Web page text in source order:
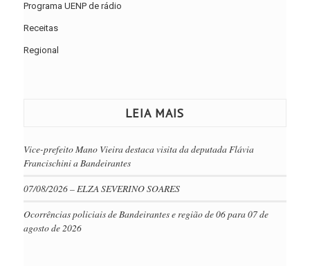
Programa UENP de rádio
Receitas
Regional
LEIA MAIS
Vice-prefeito Mano Vieira destaca visita da deputada Flávia
Francischini a Bandeirantes
07/08/2026 – ELZA SEVERINO SOARES
Ocorrências policiais de Bandeirantes e região de 06 para 07 de
agosto de 2026